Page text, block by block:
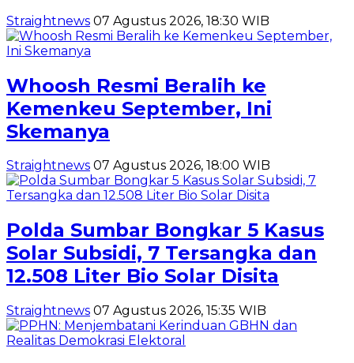
Straightnews 07 Agustus 2026, 18:30 WIB
Whoosh Resmi Beralih ke
Kemenkeu September, Ini
Skemanya
Straightnews 07 Agustus 2026, 18:00 WIB
Polda Sumbar Bongkar 5 Kasus
Solar Subsidi, 7 Tersangka dan
12.508 Liter Bio Solar Disita
Straightnews 07 Agustus 2026, 15:35 WIB